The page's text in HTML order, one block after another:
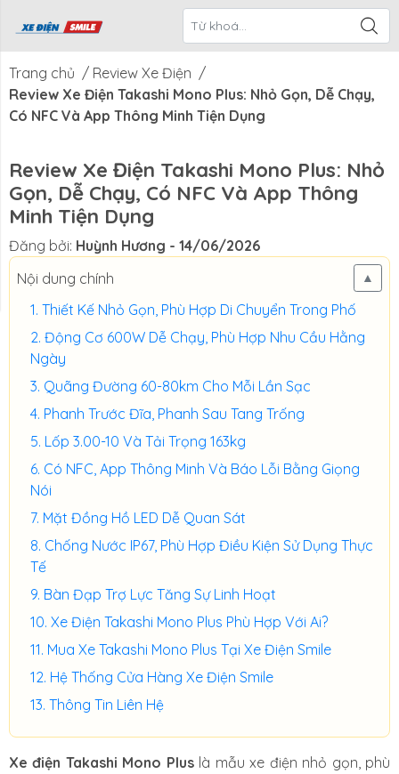
Xe Điện
Smile
CTKM Tháng Blog
Trang chủ / Review Xe Điện /
Review Xe Điện Takashi Mono Plus: Nhỏ Gọn, Dễ Chạy,
Có NFC Và App Thông Minh Tiện Dụng
Review Xe Điện Takashi Mono Plus: Nhỏ
Gọn, Dễ Chạy, Có NFC Và App Thông
Minh Tiện Dụng
Đăng bởi: Huỳnh Hương - 14/06/2026
Nội dung chính
▲
Thiết Kế Nhỏ Gọn, Phù Hợp Di Chuyển Trong Phố
Động Cơ 600W Dễ Chạy, Phù Hợp Nhu Cầu Hằng
Ngày
Quãng Đường 60-80km Cho Mỗi Lần Sạc
Phanh Trước Đĩa, Phanh Sau Tang Trống
Lốp 3.00-10 Và Tải Trọng 163kg
Có NFC, App Thông Minh Và Báo Lỗi Bằng Giọng
Nói
Mặt Đồng Hồ LED Dễ Quan Sát
Chống Nước IP67, Phù Hợp Điều Kiện Sử Dụng Thực
Tế
Bàn Đạp Trợ Lực Tăng Sự Linh Hoạt
Xe Điện Takashi Mono Plus Phù Hợp Với Ai?
Mua Xe Takashi Mono Plus Tại Xe Điện Smile
Hệ Thống Cửa Hàng Xe Điện Smile
Thông Tin Liên Hệ
Xe điện Takashi Mono Pluslà mẫu xe điện nhỏ gọn, phù